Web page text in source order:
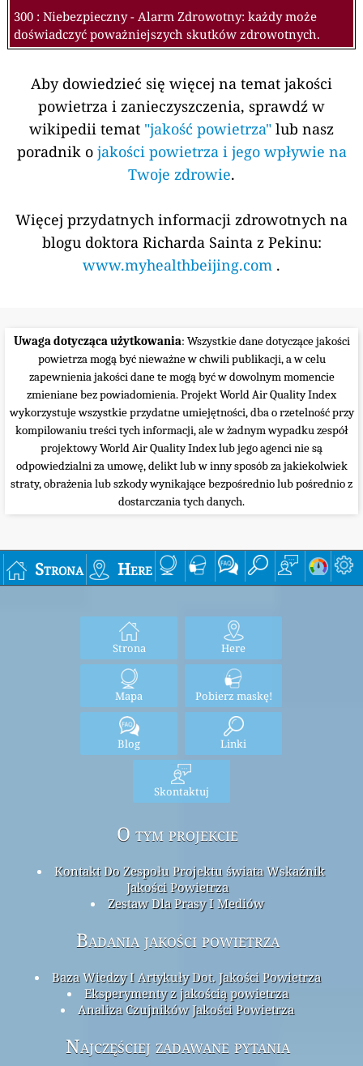
300 : Niebezpieczny - Alarm Zdrowotny: każdy może
doświadczyć poważniejszych skutków zdrowotnych.
Aby dowiedzieć się więcej na temat jakości
powietrza i zanieczyszczenia, sprawdź w
wikipedii temat "jakość powietrza" lub nasz
poradnik o jakości powietrza i jego wpływie na
Twoje zdrowie.
Więcej przydatnych informacji zdrowotnych na
blogu doktora Richarda Sainta z Pekinu:
www.myhealthbeijing.com .
Uwaga dotycząca użytkowania: Wszystkie dane dotyczące jakości
powietrza mogą być nieważne w chwili publikacji, a w celu
zapewnienia jakości dane te mogą być w dowolnym momencie
zmieniane bez powiadomienia. Projekt World Air Quality Index
wykorzystuje wszystkie przydatne umiejętności, dba o rzetelność przy
kompilowaniu treści tych informacji, ale w żadnym wypadku zespół
projektowy World Air Quality Index lub jego agenci nie są
odpowiedzialni za umowę, delikt lub w inny sposób za jakiekolwiek
straty, obrażenia lub szkody wynikające bezpośrednio lub pośrednio z
dostarczania tych danych.
Strona Here
Strona Here
Mapa Pobierz maskę!
Blog Linki
Skontaktuj
O tym projekcie
Kontakt Do Zespołu Projektu świata Wskaźnik
Jakości Powietrza
Zestaw Dla Prasy I Mediów
Badania jakości powietrza
Baza Wiedzy I Artykuły Dot. Jakości Powietrza
Eksperymenty z jakością powietrza
Analiza Czujników Jakości Powietrza
Najczęściej zadawane pytania